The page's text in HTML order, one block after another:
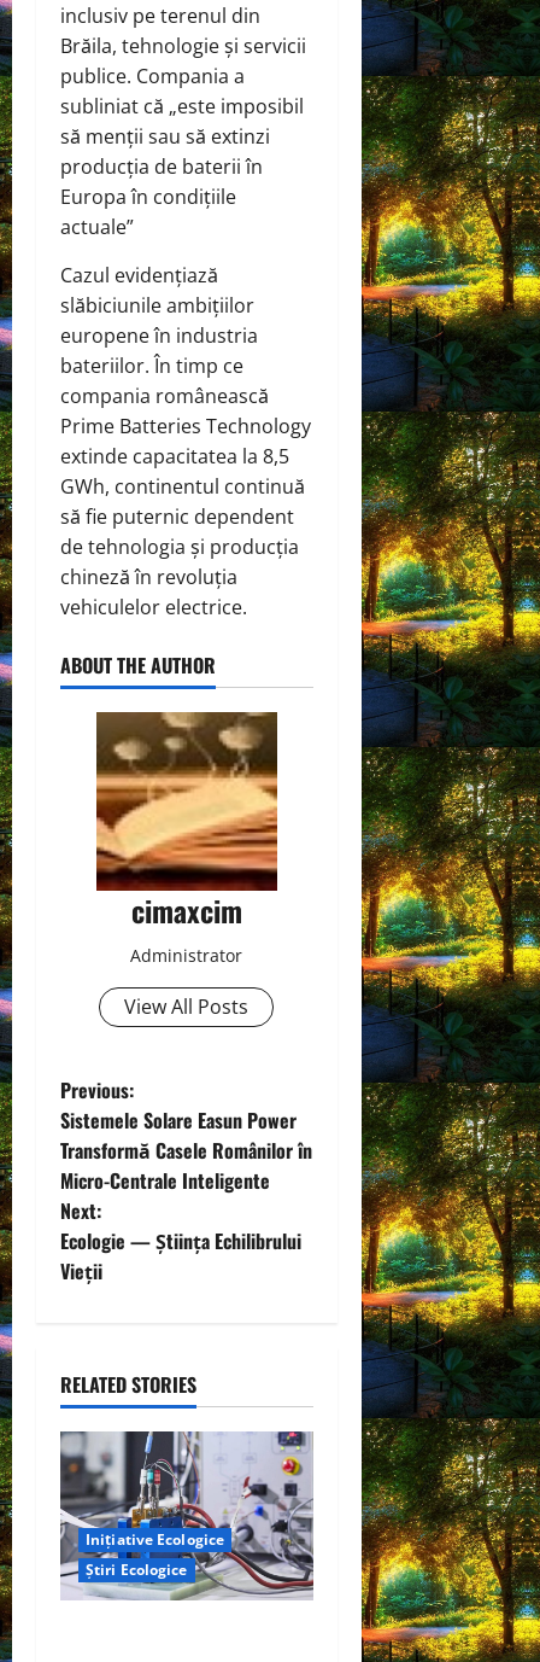
inclusiv pe terenul din
Brăila, tehnologie și servicii
publice. Compania a
subliniat că „este imposibil
să menții sau să extinzi
producția de baterii în
Europa în condițiile
actuale”
Cazul evidențiază
slăbiciunile ambițiilor
europene în industria
bateriilor. În timp ce
compania românească
Prime Batteries Technology
extinde capacitatea la 8,5
GWh, continentul continuă
să fie puternic dependent
de tehnologia și producția
chineză în revoluția
vehiculelor electrice.
ABOUT THE AUTHOR
cimaxcim
Administrator
View All Posts
P
o
s
t
v
i
g
a
t
Previous:
Sistemele Solare Easun Power
Transformă Casele Românilor în
Micro-Centrale Inteligente
Next:
Ecologie — Știința Echilibrului
Vieții
RELATED STORIES
Inițiative Ecologice
Știri Ecologice